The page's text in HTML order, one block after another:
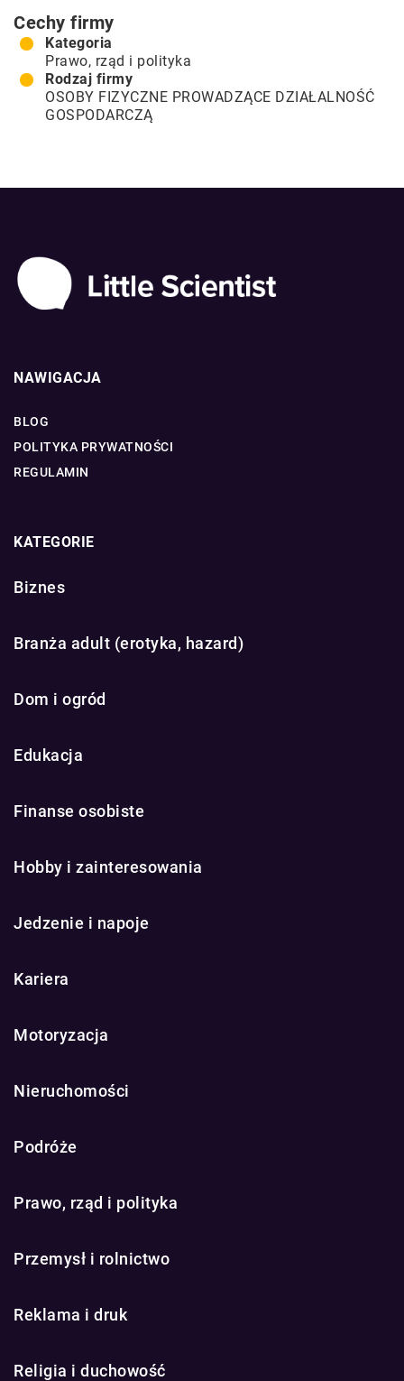
Cechy firmy
Kategoria
Prawo, rząd i polityka
Rodzaj firmy
OSOBY FIZYCZNE PROWADZĄCE DZIAŁALNOŚĆ
GOSPODARCZĄ
NAWIGACJA
BLOG
POLITYKA PRYWATNOŚCI
REGULAMIN
KATEGORIE
Biznes
Branża adult (erotyka, hazard)
Dom i ogród
Edukacja
Finanse osobiste
Hobby i zainteresowania
Jedzenie i napoje
Kariera
Motoryzacja
Nieruchomości
Podróże
Prawo, rząd i polityka
Przemysł i rolnictwo
Reklama i druk
Religia i duchowość